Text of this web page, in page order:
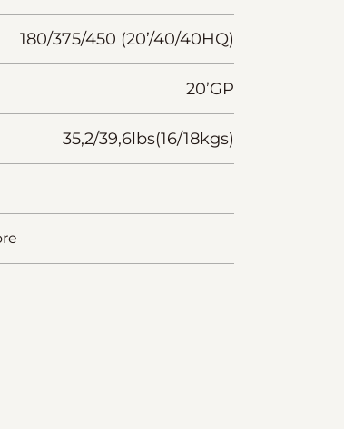
180/375/450 (20’/40/40HQ)
20’GP
35,2/39,6lbs(16/18kgs)